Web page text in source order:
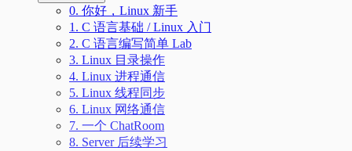
0. 你好，Linux 新手
1. C 语言基础 / Linux 入门
2. C 语言编写简单 Lab
3. Linux 目录操作
4. Linux 进程通信
5. Linux 线程同步
6. Linux 网络通信
7. 一个 ChatRoom
8. Server 后续学习